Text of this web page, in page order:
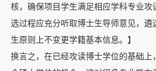
核，确保项目学生满足相应学科专业
选过程应充分听取博士生导师意见，
生原则上不变更学籍基本信息。】
换言之，在已经攻读博士学位的基础上